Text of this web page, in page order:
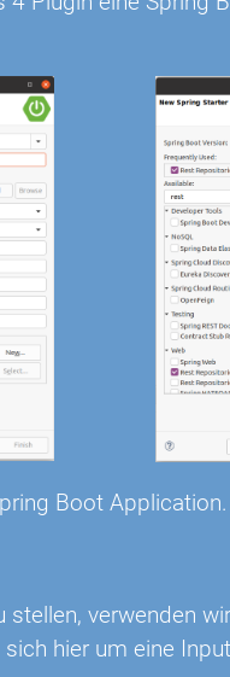
Boot Application.
verwenden
hier um eine